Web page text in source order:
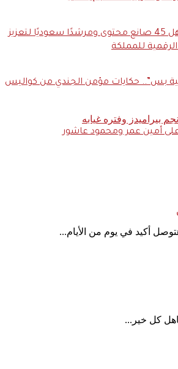
مؤمن الجندي يؤهل 45 صانع محتوى ومرشدًا سعوديًا لتعزيز
للمملكة
بس”.. حكايات مؤمن الجندي من كواليس
أمين عمر ومحمود عاشور
أكيد في يوم من الأيام...
كل خير...